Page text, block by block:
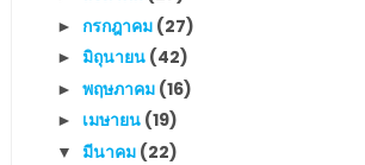
► กรกฎาคม (27)
► มิถุนายน (42)
► พฤษภาคม (16)
► เมษายน (19)
▼ มีนาคม (22)